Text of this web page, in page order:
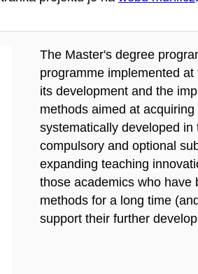
The Master's degree
programme implemented
its development and the
methods aimed at
systematically developed
compulsory and optional
expanding teaching
those academics who have
methods for a long time
support their further